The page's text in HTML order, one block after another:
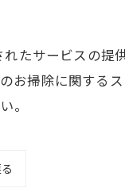
たサービスの提
お掃除に関する
。